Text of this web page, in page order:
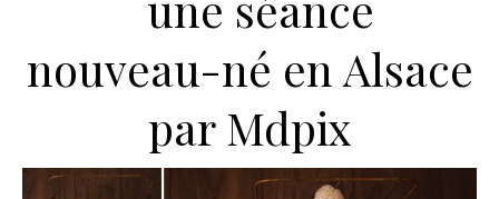
nouveau-né en Alsace
par Mdpix